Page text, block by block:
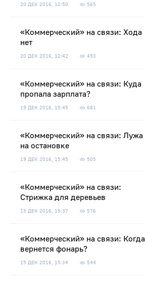
20 ДЕК 2016, 12:50 565
«Коммерческий» на связи: Хода
нет
20 ДЕК 2016, 12:42 493
«Коммерческий» на связи: Куда
пропала зарплата?
19 ДЕК 2016, 15:45 681
«Коммерческий» на связи: Лужа
на остановке
19 ДЕК 2016, 15:45 505
«Коммерческий» на связи:
Стрижка для деревьев
15 ДЕК 2016, 15:37 576
«Коммерческий» на связи: Когда
вернется фонарь?
15 ДЕК 2016, 15:34 544